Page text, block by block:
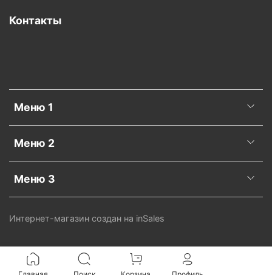
Меню 1
Меню 2
Меню 3
Контакты
Интернет-магазин создан на inSales